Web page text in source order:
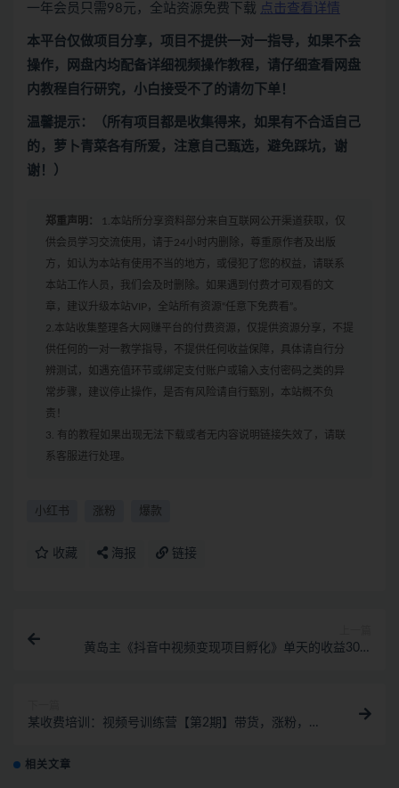
一年会员只需98元，全站资源免费下载 点击查看详情
本平台仅做项目分享，项目不提供一对一指导，如果不会
操作，网盘内均配备详细视频操作教程，请仔细查看网盘
内教程自行研究，小白接受不了的请勿下单！
温馨提示：（所有项目都是收集得来，如果有不合适自己
的，萝卜青菜各有所爱，注意自己甄选，避免踩坑，谢
谢！）
郑重声明：
1.本站所分享资料部分来自互联网公开渠道获取，仅
供会员学习交流使用，请于24小时内删除，尊重原作者及出版
方，如认为本站有使用不当的地方，或侵犯了您的权益，请联系
本站工作人员，我们会及时删除。如果遇到付费才可观看的文
章，建议升级本站VIP，全站所有资源“任意下免费看”。
2.本站收集整理各大网赚平台的付费资源，仅提供资源分享，不提
供任何的一对一教学指导，不提供任何收益保障，具体请自行分
辨测试，如遇充值环节或绑定支付账户或输入支付密码之类的异
常步骤，建议停止操作，是否有风险请自行甄别，本站概不负
责！
3. 有的教程如果出现无法下载或者无内容说明链接失效了，请联
系客服进行处理。
小红书 涨粉 爆款
收藏 海报 链接
黄岛主《抖音中视频变现项目孵化》单天的收益300-
某收费培训：视频号训练营【第2期】带货，涨粉，直
相关文章